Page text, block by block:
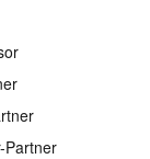
Partner